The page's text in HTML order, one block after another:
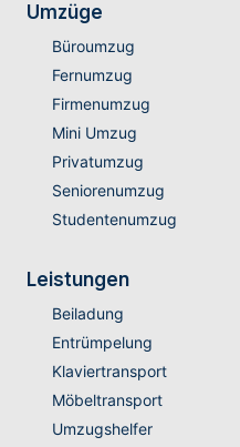
Umzüge
Büroumzug
Fernumzug
Firmenumzug
Mini Umzug
Privatumzug
Seniorenumzug
Studentenumzug
Leistungen
Beiladung
Entrümpelung
Klaviertransport
Möbeltransport
Umzugshelfer